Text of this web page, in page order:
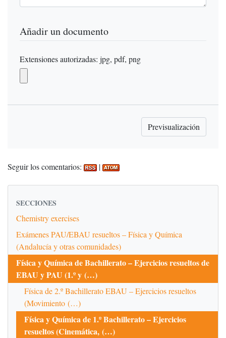
Añadir un documento
Extensiones autorizadas: jpg, pdf, png
Seguir los comentarios: |
SECCIONES
Chemistry exercises
Exámenes PAU/EBAU resueltos – Física y Química
(Andalucía y otras comunidades)
Física y Química de Bachillerato – Ejercicios resueltos de
EBAU y PAU (1.º y (…)
Física de 2.º Bachillerato EBAU – Ejercicios resueltos
(Movimiento (…)
Física y Química de 1.º Bachillerato – Ejercicios
resueltos (Cinemática, (…)